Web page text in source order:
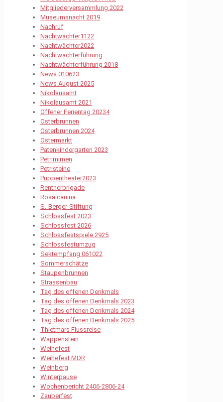
Mitgliederversammlung 2022
Museumsnacht 2019
Nachruf
Nachtwächter1122
Nachtwächter2022
Nachtwächterführung
Nachtwächterführung 2018
News 010623
News August 2025
Nikolausamt
Nikolausamt 2021
Offener Ferientag 20234
Osterbrunnen
Osterbrunnen 2024
Ostermarkt
Patenkindergarten 2023
Petrimimen
Petristeine
Puppentheater2023
Rentnerbrigade
Rosa canina
S.-Berger-Stiftung
Schlossfest 2023
Schlossfest 2026
Schlossfestspiele 2925
Schlossfestumzug
Sektempfang 061022
Sommerschätze
Staupenbrunnen
Strassenbau
Tag des offenen Denkmals
Tag des offenen Denkmals 2023
Tag des offenen Denkmals 2024
Tag des offenen Denkmals 2025
Thietmars Flussreise
Wappenstein
Weihefest
Weihefest MDR
Weinberg
Winterpause
Wochenbericht 2406-2806-24
Zauberfest